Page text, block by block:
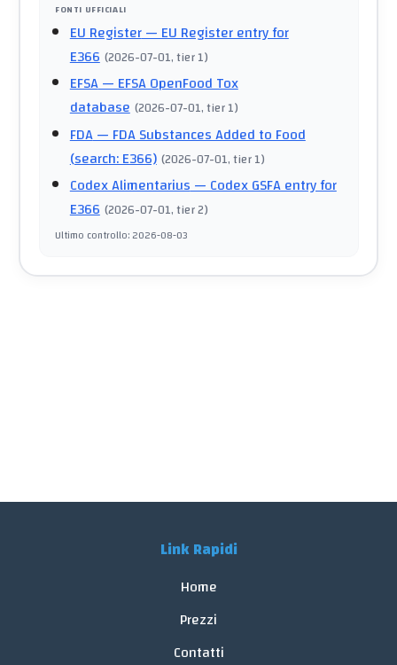
FONTI UFFICIALI
EU Register— EU Register entry for
E366 (2026-07-01, tier 1)
EFSA— EFSA OpenFood Tox
database (2026-07-01, tier 1)
FDA— FDA Substances Added to Food
(search: E366) (2026-07-01, tier 1)
Codex Alimentarius— Codex GSFA entry for
E366 (2026-07-01, tier 2)
Ultimo controllo:2026-08-03
Link Rapidi
Home
Prezzi
Contatti